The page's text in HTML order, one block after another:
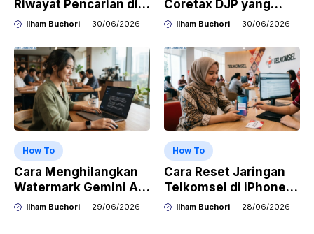
Riwayat Pencarian di
Play Store di HP
OPPO, dan Vivo
Ilham Buchori 30/06/2026
Coretax DJP yang
Sudah Tidak Aktif
Ilham Buchori 30/06/2026
How To
Cara Menghilangkan
Watermark Gemini AI
dengan Mudah Hasil
Ilham Buchori 29/06/2026
How To
Cara Reset Jaringan
Telkomsel di iPhone
agar Koneksi Stabil
Ilham Buchori 28/06/2026